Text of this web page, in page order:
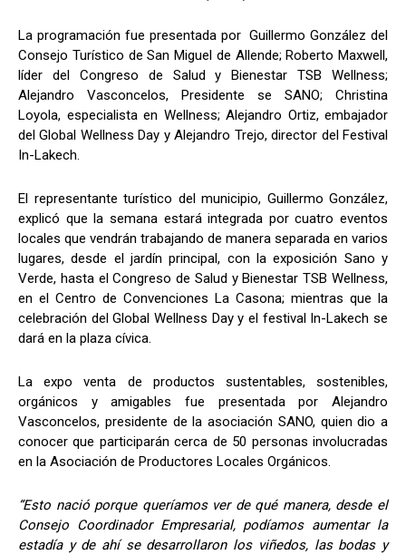
La programación fue presentada por Guillermo González del
Consejo Turístico de San Miguel de Allende; Roberto Maxwell,
líder del Congreso de Salud y Bienestar TSB Wellness;
Alejandro Vasconcelos, Presidente se SANO; Christina
Loyola, especialista en Wellness; Alejandro Ortiz, embajador
del Global Wellness Day y Alejandro Trejo, director del Festival
In-Lakech.
El representante turístico del municipio, Guillermo González,
explicó que la semana estará integrada por cuatro eventos
locales que vendrán trabajando de manera separada en varios
lugares, desde el jardín principal, con la exposición Sano y
Verde, hasta el Congreso de Salud y Bienestar TSB Wellness,
en el Centro de Convenciones La Casona; mientras que la
celebración del Global Wellness Day y el festival In-Lakech se
dará en la plaza cívica.
La expo venta de productos sustentables, sostenibles,
orgánicos y amigables fue presentada por Alejandro
Vasconcelos, presidente de la asociación SANO, quien dio a
conocer que participarán cerca de 50 personas involucradas
en la Asociación de Productores Locales Orgánicos.
“Esto nació porque queríamos ver de qué manera, desde el
Consejo Coordinador Empresarial, podíamos aumentar la
estadía y de ahí se desarrollaron los viñedos, las bodas y